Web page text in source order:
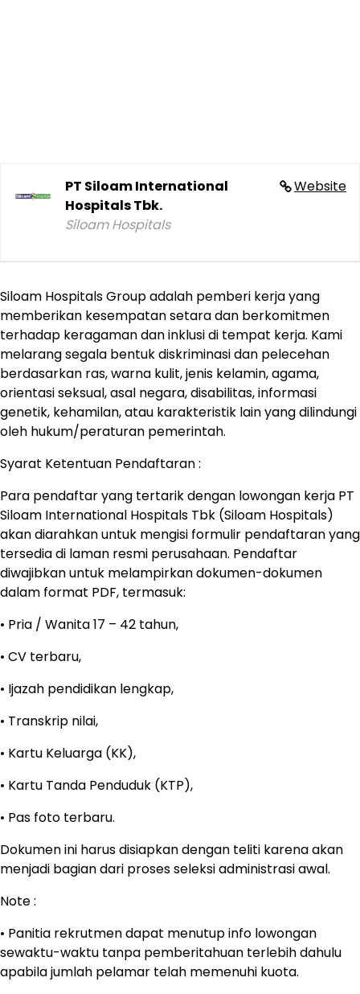
Website
PT Siloam International
Hospitals Tbk.
Siloam Hospitals
Siloam Hospitals Group adalah pemberi kerja yang
memberikan kesempatan setara dan berkomitmen
terhadap keragaman dan inklusi di tempat kerja. Kami
melarang segala bentuk diskriminasi dan pelecehan
berdasarkan ras, warna kulit, jenis kelamin, agama,
orientasi seksual, asal negara, disabilitas, informasi
genetik, kehamilan, atau karakteristik lain yang dilindungi
oleh hukum/peraturan pemerintah.
Syarat Ketentuan Pendaftaran :
Para pendaftar yang tertarik dengan lowongan kerja PT
Siloam International Hospitals Tbk (Siloam Hospitals)
akan diarahkan untuk mengisi formulir pendaftaran yang
tersedia di laman resmi perusahaan. Pendaftar
diwajibkan untuk melampirkan dokumen-dokumen
dalam format PDF, termasuk:
• Pria / Wanita 17 – 42 tahun,
• CV terbaru,
• Ijazah pendidikan lengkap,
• Transkrip nilai,
• Kartu Keluarga (KK),
• Kartu Tanda Penduduk (KTP),
• Pas foto terbaru.
Dokumen ini harus disiapkan dengan teliti karena akan
menjadi bagian dari proses seleksi administrasi awal.
Note :
• Panitia rekrutmen dapat menutup info lowongan
sewaktu-waktu tanpa pemberitahuan terlebih dahulu
apabila jumlah pelamar telah memenuhi kuota.